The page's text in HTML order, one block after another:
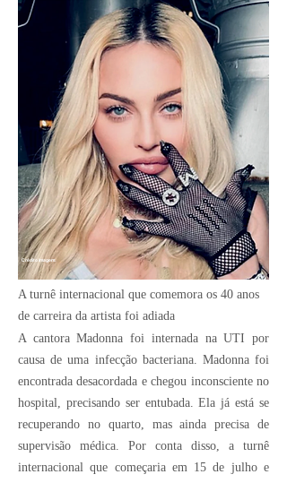
Crédito Imagem:
A turnê internacional que comemora os 40 anos
de carreira da artista foi adiada
A cantora Madonna foi internada na UTI por
causa de uma infecção bacteriana. Madonna foi
encontrada desacordada e chegou inconsciente no
hospital, precisando ser entubada. Ela já está se
recuperando no quarto, mas ainda precisa de
supervisão médica. Por conta disso, a turnê
internacional que começaria em 15 de julho e